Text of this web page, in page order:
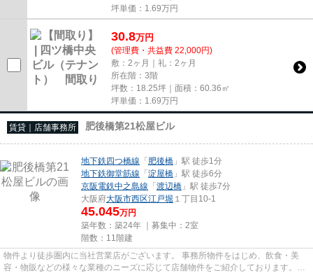
坪単価： 1.69万円
30.8万円
(管理費・共益費 22,000円)
敷：2ヶ月｜礼：2ヶ月
所在階：3階
坪数：18.25坪｜面積：60.36㎡
坪単価： 1.69万円
賃貸｜店舗事務所 肥後橋第21松屋ビル
地下鉄四つ橋線 「肥後橋 」駅 徒歩1分
地下鉄御堂筋線 「淀屋橋 」駅 徒歩6分
京阪電鉄中之島線 「渡辺橋 」駅 徒歩7分
大阪府大阪市西区江戸堀 １丁目10-1
45.045万円
築年数：築24年 ｜募集中： 2室
階数：11階建
物件より徒歩圏内に当社営業店がございます。 事務所物件をはじめ、飲食・美
容・物販などの様々な業種のニーズに応じて店舗物件をご紹介しております。